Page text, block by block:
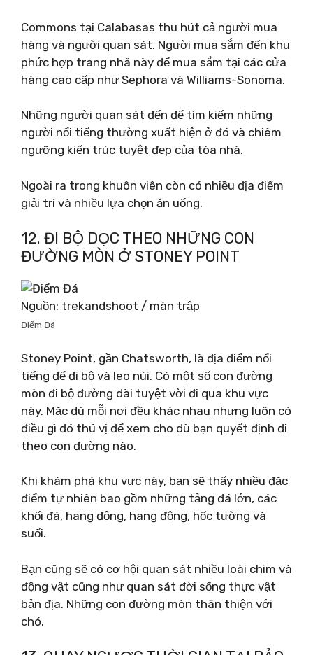
Commons tại Calabasas thu hút cả người mua
hàng và người quan sát. Người mua sắm đến khu
phức hợp trang nhã này để mua sắm tại các cửa
hàng cao cấp như Sephora và Williams-Sonoma.
Những người quan sát đến để tìm kiếm những
người nổi tiếng thường xuất hiện ở đó và chiêm
ngưỡng kiến ​​trúc tuyệt đẹp của tòa nhà.
Ngoài ra trong khuôn viên còn có nhiều địa điểm
giải trí và nhiều lựa chọn ăn uống.
12. ĐI BỘ DỌC THEO NHỮNG CON
ĐƯỜNG MÒN Ở STONEY POINT
Nguồn: trekandshoot / màn trập
Điểm Đá
Stoney Point, gần Chatsworth, là địa điểm nổi
tiếng để đi bộ và leo núi. Có một số con đường
mòn đi bộ đường dài tuyệt vời đi qua khu vực
này. Mặc dù mỗi nơi đều khác nhau nhưng luôn có
điều gì đó thú vị để xem cho dù bạn quyết định đi
theo con đường nào.
Khi khám phá khu vực này, bạn sẽ thấy nhiều đặc
điểm tự nhiên bao gồm những tảng đá lớn, các
khối đá, hang động, hang động, hốc tường và
suối.
Bạn cũng sẽ có cơ hội quan sát nhiều loài chim và
động vật cũng như quan sát đời sống thực vật
bản địa. Những con đường mòn thân thiện với
chó.